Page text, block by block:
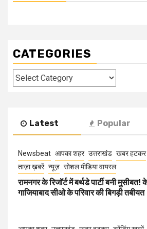
CATEGORIES
Categories
Latest Popular
Newsbeat आपका शहर उत्तराखंड खबर हटकर
ताज़ा ख़बरें न्यूज़ सोशल मीडिया वायरल
रामनगर के रिजॉर्ट में बर्थडे पार्टी बनी
गाजियाबाद सीओ के परिवार की बिगड़ी तबीयत